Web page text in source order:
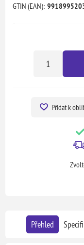
GTIN (EAN):
Přidat k
Přehled